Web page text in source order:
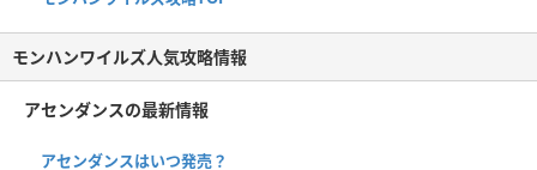
モンハンワイルズ人気攻略情報
アセンダンスの最新情報
アセンダンスはいつ発売？